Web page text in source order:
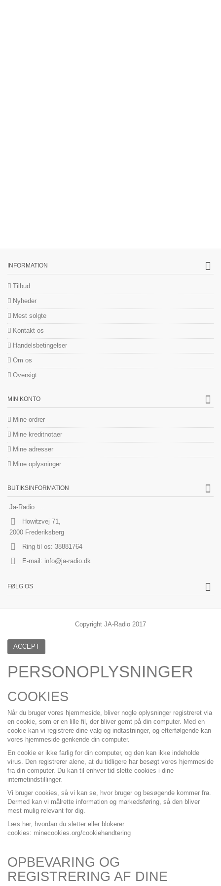
INFORMATION
Tilbud
Nyheder
Mest solgte
Kontakt os
Handelsbetingelser
Om os
Oversigt
MIN KONTO
Mine ordrer
Mine kreditnotaer
Mine adresser
Mine oplysninger
BUTIKSINFORMATION
Ja-Radio.....
Howitzvej 71,
2000 Frederiksberg
Ring til os: 38881764
E-mail: info@ja-radio.dk
FØLG OS
Copyright JA-Radio 2017
ACCEPT
PERSONOPLYSNINGER
COOKIES
Når du bruger vores hjemmeside, bliver nogle oplysninger registreret via
en cookie, som er en lille fil, der bliver gemt på din computer. Med en
cookie kan vi registrere dine valg og indtastninger, og efterfølgende kan
vores hjemmeside genkende din computer.
En cookie er ikke farlig for din computer, og den kan ikke indeholde
virus. Den registrerer alene, at du tidligere har besøgt vores hjemmeside
fra din computer. Du kan til enhver tid slette cookies i dine
internetindstillinger.
Vi bruger cookies, så vi kan se, hvor bruger og besøgende kommer fra.
Dermed kan vi målrette information og markedsføring, så den bliver
mest mulig relevant for dig.
Læs her, hvordan du sletter eller blokerer
cookies: minecookies.org/cookiehandtering
OPBEVARING OG
REGISTRERING AF DINE